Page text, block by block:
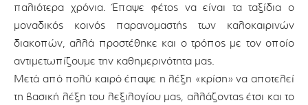
παλιότερα χρόνια. Έπαψε φέτος να είναι τα ταξίδια ο
μοναδικός κοινός παρανομαστής των καλοκαιρινών
διακοπών, αλλά προστέθηκε και ο τρόπος με τον οποίο
αντιμετωπίζουμε την καθημερινότητα μας.
Μετά από πολύ καιρό έπαψε η λέξη «κρίση» να αποτελεί
τη βασική λέξη του λεξιλογίου μας, αλλάζοντας έτσι και το